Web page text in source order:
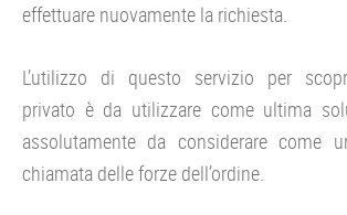
effettuare nuovamente la richiesta.
L’utilizzo di questo servizio per
privato è da utilizzare come ultima
assolutamente da considerare come
chiamata delle forze dell’ordine.